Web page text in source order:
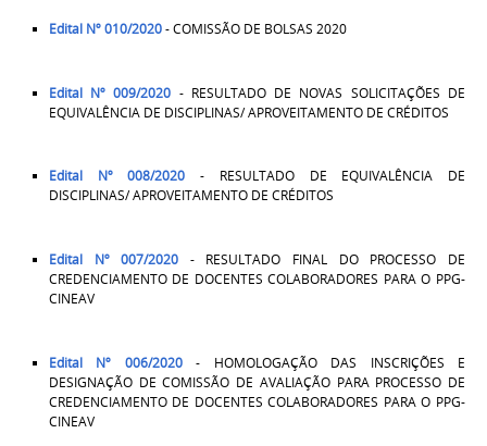
Edital Nº 010/2020- COMISSÃO DE BOLSAS 2020
Edital Nº 009/2020 - RESULTADO DE NOVAS SOLICITAÇÕES DE
EQUIVALÊNCIA DE DISCIPLINAS/ APROVEITAMENTO DE CRÉDITOS
Edital Nº 008/2020 - RESULTADO DE EQUIVALÊNCIA DE
DISCIPLINAS/ APROVEITAMENTO DE CRÉDITOS
Edital Nº 007/2020 - RESULTADO FINAL DO PROCESSO DE
CREDENCIAMENTO DE DOCENTES COLABORADORES PARA O PPG-
CINEAV
Edital Nº 006/2020- HOMOLOGAÇÃO DAS INSCRIÇÕES E
DESIGNAÇÃO DE COMISSÃO DE AVALIAÇÃO PARA PROCESSO DE
CREDENCIAMENTO DE DOCENTES COLABORADORES PARA O PPG-
CINEAV